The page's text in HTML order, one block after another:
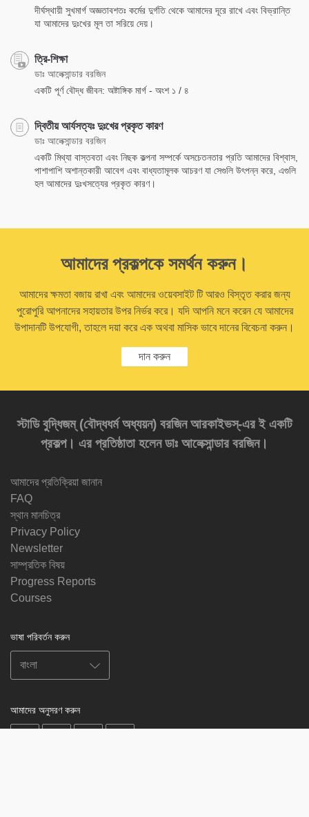
দীর্ঘস্থায়ী সুখমার্গ অজ্ঞতাবশতঃ কর্মের দুর্গতি থেকে আমাদের দূরে রাখে এবং বিভ্রান্তি
যা আমাদের দুঃখের মূল তা সরিয়ে দেয়।
ত্রি-শিক্ষা
ডাঃ আলেক্সান্ডার বরজিন
একটি পূর্ণ বৌদ্ধ জীবন: অষ্টাঙ্গিক মার্গ - অংশ ১ / ৪
দ্বিতীয় আর্যসত্যঃ দুঃখের প্রকৃত কারণ
ডাঃ আলেক্সান্ডার বরজিন
একটি মিথ্যা বাস্তবতা এবং নিছক কল্পনা সম্পর্কে অসচেতনতার প্রতি আমাদের বিশ্বাস,
পাশাপাশি অশান্তকারী আবেগ এবং বাধ্যতামূলক আচরণ যা সেগুলি উৎপন্ন করে, এগুলি
হল আমাদের দুঃখসত্যের প্রকৃত কারণ।
আমাদের প্রকল্পকে সমর্থন করুন।
আমাদের ক্ষমতা বজায় রাখা এবং আমাদের ওয়েবসাইট টি আরও বিস্তৃত করার জন্য
পুরোপুরি আপনাদের সহায়তার উপর নির্ভর করে। যদি আপনি মনে করেন যে আমাদের
উপাদানটি উপযোগী, তাহলে দয়া করে এক অথবা মাসিক ভাবে দানের বিবেচনা করুন।
দান করুন
স্টাডি বুদ্ধিজম্‌ (বৌদ্ধধর্ম অধ্যয়ন) বরজিন আরকাইভস্‌-এর ই একটি
প্রকল্প। এর প্রতিষ্ঠাতা হলেন ডাঃ আলেক্সান্ডার বরজিন।
আমাদের প্রতিক্রিয়া জানান
FAQ
স্থান মানচিত্র
Privacy Policy
Newsletter
সাম্প্রতিক বিষয়
Progress Reports
Courses
ভাষা পরিবর্তন করুন
আমাদের অনুসরণ করুন
on
on
on
on